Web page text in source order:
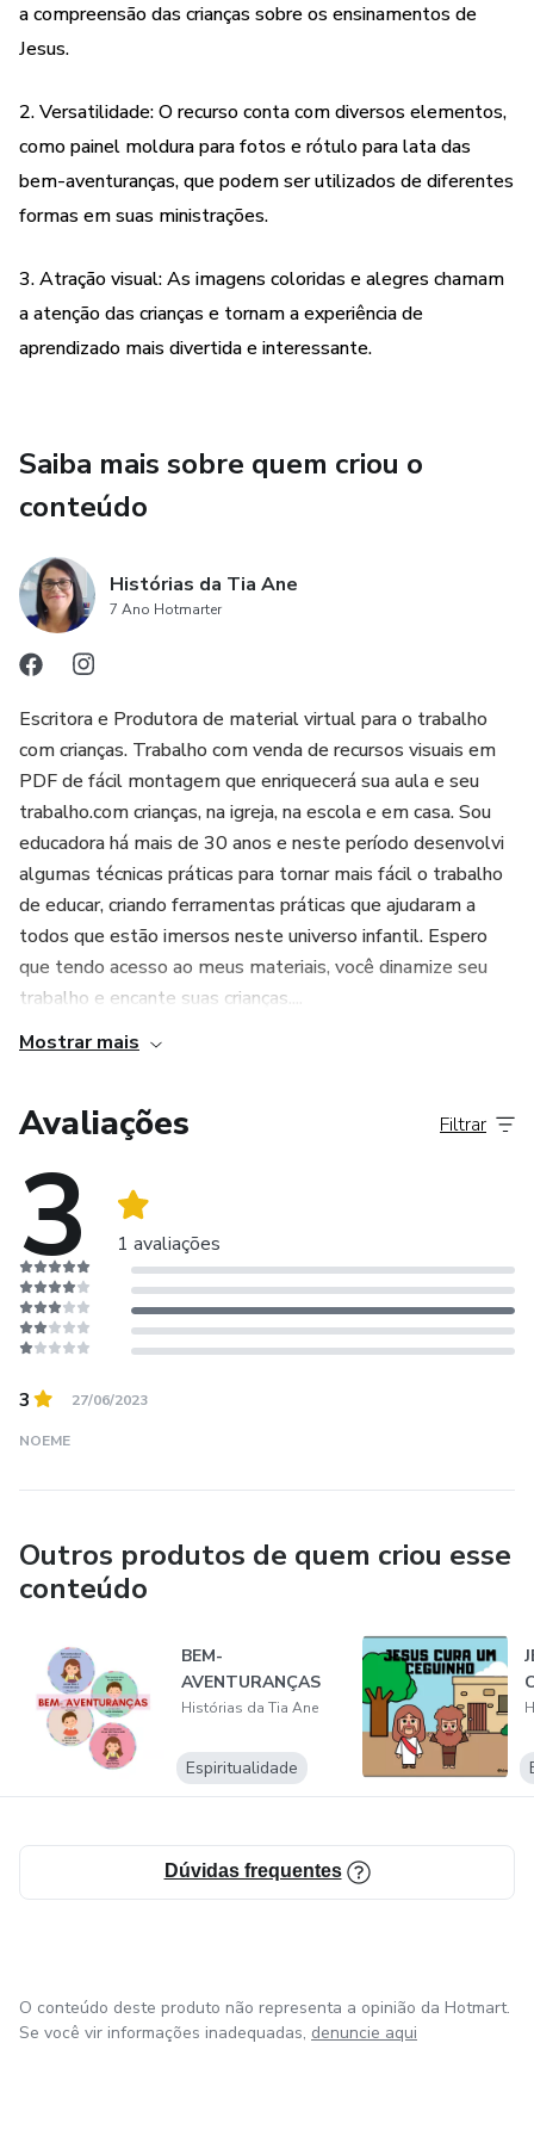
a compreensão das crianças sobre os ensinamentos de
Jesus.
2. Versatilidade: O recurso conta com diversos elementos,
como painel moldura para fotos e rótulo para lata das
bem-aventuranças, que podem ser utilizados de diferentes
formas em suas ministrações.
3. Atração visual: As imagens coloridas e alegres chamam
a atenção das crianças e tornam a experiência de
aprendizado mais divertida e interessante.
Saiba mais sobre quem criou o
conteúdo
Histórias da Tia Ane
7 Ano Hotmarter
Escritora e Produtora de material virtual para o trabalho
com crianças. Trabalho com venda de recursos visuais em
PDF de fácil montagem que enriquecerá sua aula e seu
trabalho.com crianças, na igreja, na escola e em casa. Sou
educadora há mais de 30 anos e neste período desenvolvi
algumas técnicas práticas para tornar mais fácil o trabalho
de educar, criando ferramentas práticas que ajudaram a
todos que estão imersos neste universo infantil. Espero
que tendo acesso ao meus materiais, você dinamize seu
trabalho e encante suas crianças....
Mostrar mais
Avaliações
3 1 avaliações
Filtrar
3 27/06/2023
NOEME
Outros produtos de quem criou esse
conteúdo
BEM-
AVENTURANÇAS
Histórias da Tia Ane
Espiritualidade
Dúvidas frequentes
O conteúdo deste produto não representa a opinião da Hotmart.
Se você vir informações inadequadas, denuncie aqui